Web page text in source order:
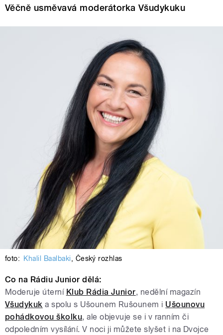
Věčně usměvavá moderátorka Všudykuku
foto: Khalil Baalbaki, Český rozhlas
Co na Rádiu Junior dělá:
Moderuje úterní Klub Rádia Junior, nedělní magazín
Všudykuk a spolu s Ušounem Rušounem i Ušounovu
pohádkovou školku, ale objevuje se i v ranním či
odpoledním vysílání. V noci ji můžete slyšet i na Dvojce